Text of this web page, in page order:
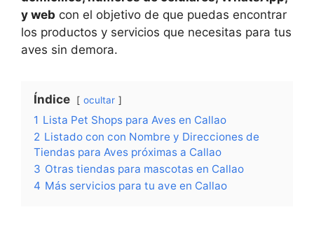
y web con el objetivo de que puedas encontrar
los productos y servicios que necesitas para tus
aves sin demora.
Índice ocultar
1 Lista Pet Shops para Aves en Callao
2 Listado con con Nombre y Direcciones de
Tiendas para Aves próximas a Callao
3 Otras tiendas para mascotas en Callao
4 Más servicios para tu ave en Callao